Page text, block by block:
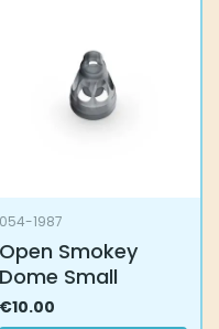
054-1987
Open Smokey
Dome Small
€10.00